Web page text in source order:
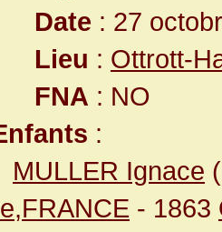
Date : 27
Lieu : Ottrott-
FNA : NO
:
MULLER Ignace
- 1863